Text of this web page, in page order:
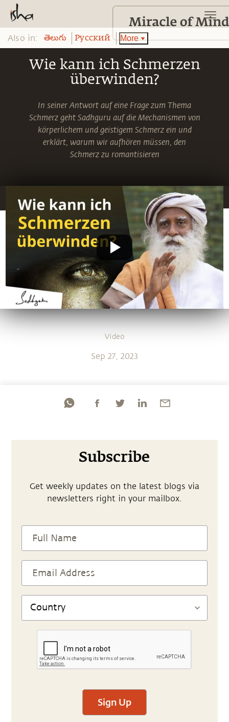
Wie kann ich Schmerzen
überwinden?
In seiner Antwort auf eine Frage zum Thema
Schmerz geht Sadhguru auf die Mechanismen von
körperlichem und geistigem Schmerz ein und
erklärt, warum wir aufhören müssen, den
Schmerz zu romantisieren
Video
Sep 27, 2023
Subscribe
Get weekly updates on the latest blogs via
newsletters right in your mailbox.
Sign Up
Also in: తెలుగు Pусский More